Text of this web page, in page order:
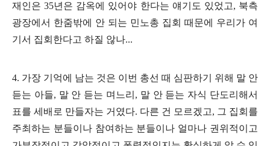
재인은35년은 감옥에 있어야 한다는 얘기도 있었고, 북측
광장에서 한줌밖에 안 되는 민노총 집회 때문에 우리가 여
기서 집회한다고 하질 않나...
4. 가장 기억에 남는 것은 이번 총선 때 심판하기 위해 말 안
듣는 아들, 말 안 듣는 며느리 , 말 안 듣는 자식 단도리해서
표를 세배로 만들자는 거였다. 다른 건 모르겠고, 그 집회를
주최하는 분들이나 참여하는 분들이나 얼마나 권위적이고